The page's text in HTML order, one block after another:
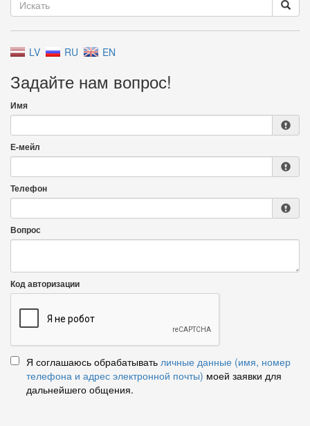
LV RU EN
Задайте нам вопрос!
Имя
Е-мейл
Телефон
Вопрос
Код авторизации
Я соглашаюсь обрабатывать личные данные (имя, номер
телефона и адрес электронной почты) моей заявки для
дальнейшего общения.